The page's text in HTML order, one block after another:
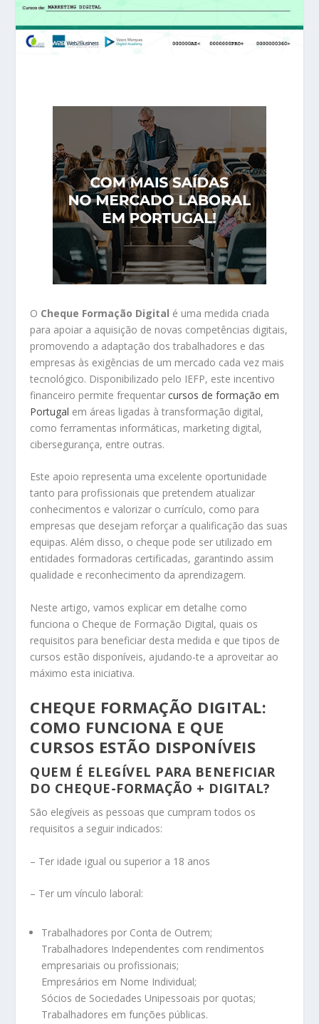
O Cheque Formação Digital é uma medida criada
para apoiar a aquisição de novas competências digitais,
promovendo a adaptação dos trabalhadores e das
empresas às exigências de um mercado cada vez mais
tecnológico. Disponibilizado pelo IEFP, este incentivo
financeiro permite frequentarcursos de formação em
Portugal em áreas ligadas à transformação digital,
como ferramentas informáticas, marketing digital,
cibersegurança, entre outras.
Este apoio representa uma excelente oportunidade
tanto para profissionais que pretendem atualizar
conhecimentos e valorizar o currículo, como para
empresas que desejam reforçar a qualificação das suas
equipas. Além disso, o cheque pode ser utilizado em
entidades formadoras certificadas, garantindo assim
qualidade e reconhecimento da aprendizagem.
Neste artigo, vamos explicar em detalhe como
funciona o Cheque de Formação Digital, quais os
requisitos para beneficiar desta medida e que tipos de
cursos estão disponíveis, ajudando-te a aproveitar ao
máximo esta iniciativa.
CHEQUE FORMAÇÃO DIGITAL:
COMO FUNCIONA E QUE
CURSOS ESTÃO DISPONÍVEIS
QUEM É ELEGÍVEL PARA BENEFICIAR
DO CHEQUE-FORMAÇÃO + DIGITAL?
São elegíveis as pessoas que cumpram todos os
requisitos a seguir indicados:
– Ter idade igual ou superior a 18 anos
– Ter um vínculo laboral:
Trabalhadores por Conta de Outrem;
Trabalhadores Independentes com rendimentos
empresariais ou profissionais;
Empresários em Nome Individual;
Sócios de Sociedades Unipessoais por quotas;
Trabalhadores em funções públicas.